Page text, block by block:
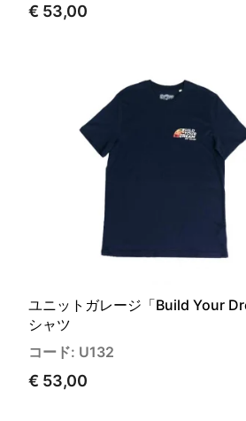
€ 53,00
ユニットガレージ「Build Your
シャツ
コード: U132
€ 53,00